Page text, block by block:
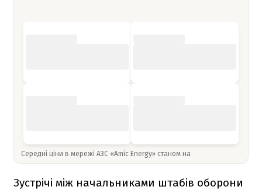
Середні ціни в мережі АЗС «Amic Energy» станом на
Зустрічі між начальниками штабів оборони